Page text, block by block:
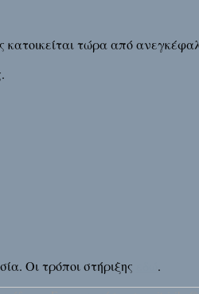
τώρα από
Οι τρόποι στήριξης .